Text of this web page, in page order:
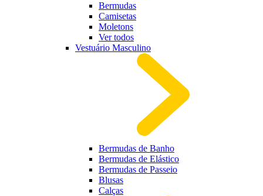
Bermudas
Camisetas
Moletons
Ver todos
Vestuário Masculino
Bermudas de Banho
Bermudas de Elástico
Bermudas de Passeio
Blusas
Calças